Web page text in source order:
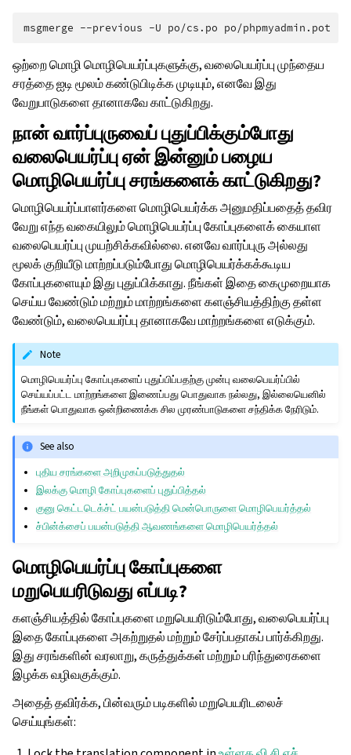
msgmerge --previous -U po/cs.po
ஒற்றை மொழி மொழிபெயர்ப்புகளுக்கு, வலைபெயர்ப்பு முந்தைய
சரத்தை ஐடி மூலம் கண்டுபிடிக்க முடியும், எனவே இது
வேறுபாடுகளை தானாகவே காட்டுகிறது.
நான் வார்ப்புருவைப் புதுப்பிக்கும்போது
வலைபெயர்ப்பு ஏன் இன்னும் பழைய
மொழிபெயர்ப்பு சரங்களைக் காட்டுகிறது?
மொழிபெயர்ப்பாளர்களை மொழிபெயர்க்க அனுமதிப்பதைத் தவிர
வேறு எந்த வகையிலும் மொழிபெயர்ப்பு கோப்புகளைக் கையாள
வலைபெயர்ப்பு முயற்சிக்கவில்லை. எனவே வார்ப்புரு அல்லது
மூலக் குறியீடு மாற்றப்படும்போது மொழிபெயர்க்கக்கூடிய
கோப்புகளையும் இது புதுப்பிக்காது. நீங்கள் இதை கைமுறையாக
செய்ய வேண்டும் மற்றும் மாற்றங்களை களஞ்சியத்திற்கு தள்ள
வேண்டும், வலைபெயர்ப்பு தானாகவே மாற்றங்களை எடுக்கும்.
Note
மொழிபெயர்ப்பு கோப்புகளைப் புதுப்பிப்பதற்கு முன்பு வலைபெயர்ப்பில்
செய்யப்பட்ட மாற்றங்களை இணைப்பது பொதுவாக நல்லது, இல்லையெனில்
நீங்கள் பொதுவாக ஒன்றிணைக்க சில முரண்பாடுகளை சந்திக்க நேரிடும்.
See also
புதிய சரங்களை அறிமுகப்படுத்துதல்
இலக்கு மொழி கோப்புகளைப் புதுப்பித்தல்
குனு கெட்டடெக்ச்ட் பயன்படுத்தி மென்பொருளை மொழிபெயர்த்தல்
ச்பின்க்சைப் பயன்படுத்தி ஆவணங்களை மொழிபெயர்த்தல்
மொழிபெயர்ப்பு கோப்புகளை
மறுபெயரிடுவது எப்படி?
களஞ்சியத்தில் கோப்புகளை மறுபெயரிடும்போது, வலைபெயர்ப்பு
இதை கோப்புகளை அகற்றுதல் மற்றும் சேர்ப்பதாகப் பார்க்கிறது.
இது சரங்களின் வரலாறு, கருத்துக்கள் மற்றும் பரிந்துரைகளை
இழக்க வழிவகுக்கும்.
அதைத் தவிர்க்க, பின்வரும் படிகளில் மறுபெயரிடலைச்
செய்யுங்கள்: